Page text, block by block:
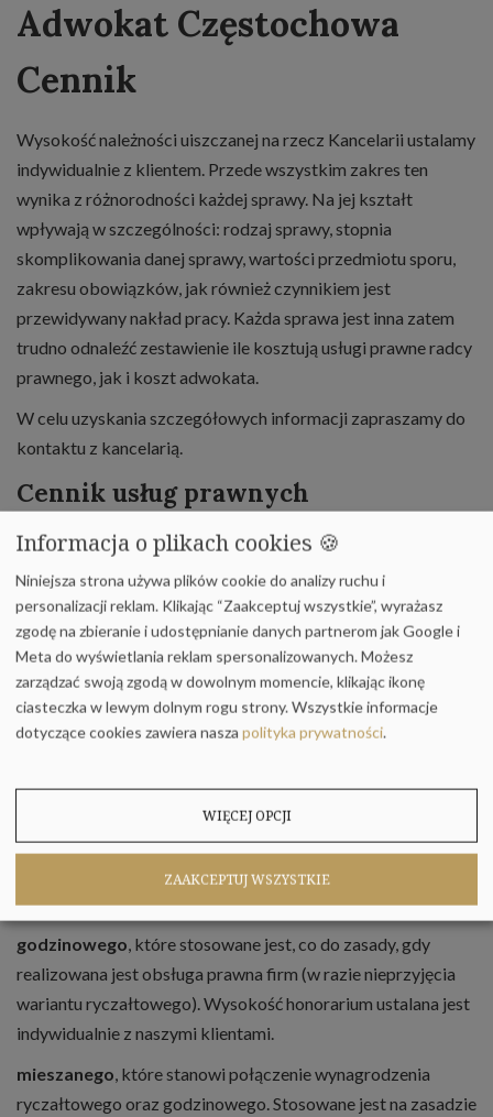
Adwokat Częstochowa
Cennik
Wysokość należności uiszczanej na rzecz Kancelarii ustalamy
indywidualnie z klientem. Przede wszystkim zakres ten
wynika z różnorodności każdej sprawy. Na jej kształt
wpływają w szczególności: rodzaj sprawy, stopnia
skomplikowania danej sprawy, wartości przedmiotu sporu,
zakresu obowiązków, jak również czynnikiem jest
przewidywany nakład pracy. Każda sprawa jest inna zatem
trudno odnaleźć zestawienie ile kosztują usługi prawne radcy
prawnego, jak i koszt adwokata.
W celu uzyskania szczegółowych informacji zapraszamy do
kontaktu z kancelarią.
Cennik usług prawnych
Wynagrodzenie za wykonywane usługi prawne może
przybierać różne typy rozliczeń.
Wskazać należy, iż klient może korzystać z porady prawnej,
zlecenia prowadzenia sprawy – reprezentacja klienta, jak
również może to być napisanie pisma, opinii prawnej, bądź
zlecenie konkretnych czynności.
Poniżej przedstawiamy następujące systemy rozliczeń:
ryczałtowego, który to stosowany jest przede wszystkim w
rozliczeniach z tytułu stałej obsługi prawnej. W takim
wypadku umawiane jest stałe wynagrodzenie miesięczne.
Jednocześnie forma ta często stosowana jest wobec klienta
indywidualnego przy powierzeniu skonkretyzowanej sprawy.
godzinowego, które stosowane jest, co do zasady, gdy
realizowana jest obsługa prawna firm (w razie nieprzyjęcia
wariantu ryczałtowego). Wysokość honorarium ustalana jest
indywidualnie z naszymi klientami.
mieszanego, które stanowi połączenie wynagrodzenia
ryczałtowego oraz godzinowego. Stosowane jest na zasadzie
Informacja o plikach cookies 🍪
Niniejsza strona używa plików cookie do analizy ruchu i
personalizacji reklam. Klikając “Zaakceptuj wszystkie”, wyrażasz
zgodę na zbieranie i udostępnianie danych partnerom jak Google i
Meta do wyświetlania reklam spersonalizowanych. Możesz
zarządzać swoją zgodą w dowolnym momencie, klikając ikonę
ciasteczka w lewym dolnym rogu strony.Wszystkie informacje
dotyczące cookies zawiera nasza polityka prywatności.
WIĘCEJ OPCJI
ZAAKCEPTUJ WSZYSTKIE